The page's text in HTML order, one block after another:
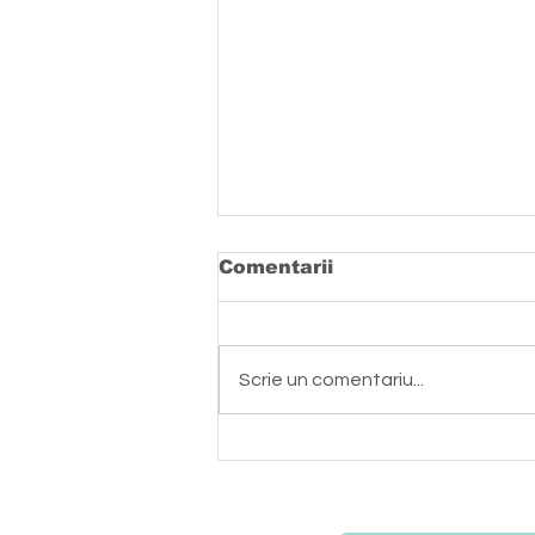
Comentarii
Scrie un comentariu...